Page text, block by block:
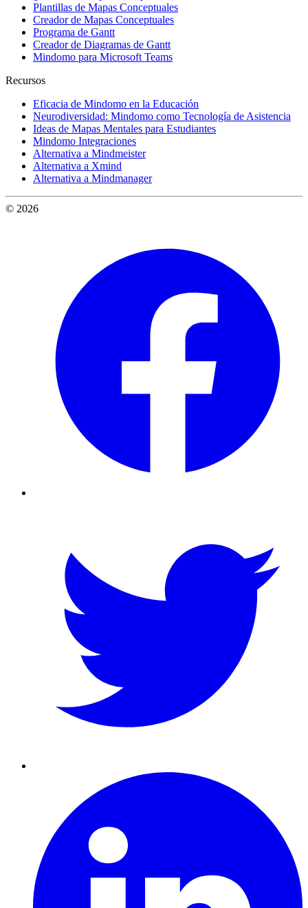
Plantillas de Mapas Conceptuales
Creador de Mapas Conceptuales
Programa de Gantt
Creador de Diagramas de Gantt
Mindomo para Microsoft Teams
Recursos
Eficacia de Mindomo en la Educación
Neurodiversidad: Mindomo como Tecnología de Asistencia
Ideas de Mapas Mentales para Estudiantes
Mindomo Integraciones
Alternativa a Mindmeister
Alternativa a Xmind
Alternativa a Mindmanager
© 2026